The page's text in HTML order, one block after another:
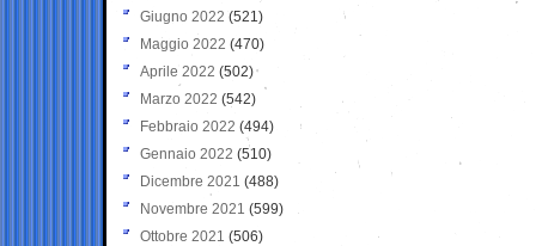
Giugno 2022 (521)
Maggio 2022 (470)
Aprile 2022 (502)
Marzo 2022 (542)
Febbraio 2022 (494)
Gennaio 2022 (510)
Dicembre 2021 (488)
Novembre 2021 (599)
Ottobre 2021 (506)